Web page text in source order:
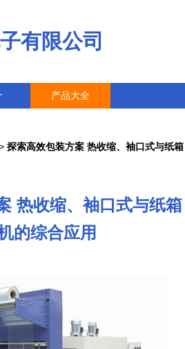
有限公司
产品大全
探索高效包装方案 热收缩、袖口式与纸箱
热收缩、袖口式与纸箱
的综合应用